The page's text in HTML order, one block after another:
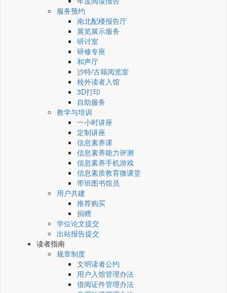
服务预约
南北配楼报告厅
展览展示服务
研讨室
研修专座
和声厅
沙特/古籍阅览室
校外读者入馆
3D打印
自助服务
教学与培训
一小时讲座
定制讲座
信息素养课
信息素养能力评测
信息素养手机游戏
信息素质教育微课堂
带班图书馆员
用户共建
推荐购买
捐赠
学位论文提交
出站报告提交
读者指南
规章制度
文明读者公约
用户入馆管理办法
借阅证件管理办法